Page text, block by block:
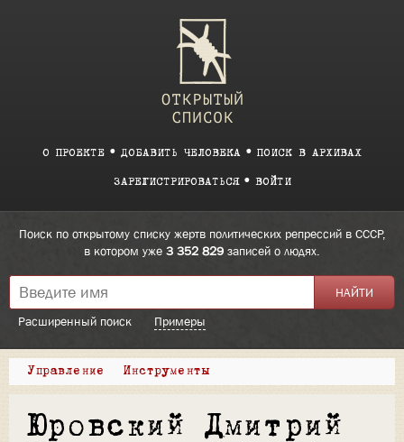
О ПРОЕКТЕ ДОБАВИТЬ ЧЕЛОВЕКА ПОИСК В АРХИВАХ
ЗАРЕГИСТРИРОВАТЬСЯ ВОЙТИ
Поиск по открытому списку жертв политических репрессий в СССР,
в котором уже 3 352 829 записей о людях.
Расширенный поиск Примеры
Управление Инструменты
Юровский Дмитрий